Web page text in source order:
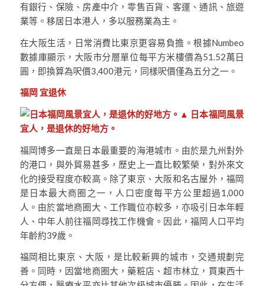
有銀行、保險、房產中介，零售百貨、客運、通訊、旅遊
業等。移居日本港人，多以服務業為主。
在大阪生活，日常消費比東京更容易負擔。根據Numbeo
數據庫顯示，大阪市分層單位每平方米樓價為51.52萬日
圓，即換算為呎價3,400港元，同樣呎價僅為五分之一。
福岡 宜退休
▲ 日本福岡風景
宜人，是退休的好地方。
福岡博多一直是日本最重要的海港城市。由於是九州對外
的港口，與外貿易甚多，歷史上一直比較繁榮，對外來文
化的接受程度亦較高。除了東京、大阪和名古屋外，福岡
是日本最大商圈之一，人口密度每平方公里超過1,000
人。由於當地商圈大、工作職位亦較多，亦吸引日本年輕
人、中年人前往福岡尋找工作機會。因此，福岡人口平均
年齡約39歲。
福岡相比東京、大阪，是比較新興的城市，交通規劃完
善。同時，因當地商圈大，藥粧店、超市林立，買東西十